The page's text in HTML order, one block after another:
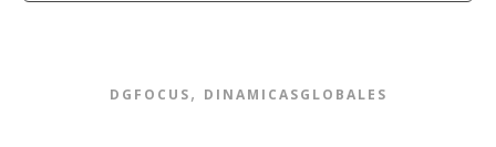
DGFOCUS, DINAMICASGLOBALES